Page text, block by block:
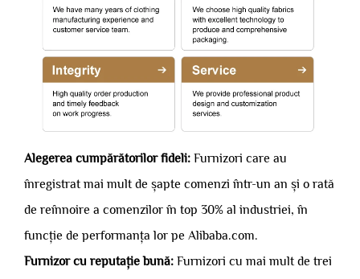
Alegerea cumpărătorilor fideli: Furnizori care au
înregistrat mai mult de șapte comenzi într-un an și o rată
de reînnoire a comenzilor în top 30% al industriei, în
funcție de performanța lor pe Alibaba.com.
Furnizor cu reputație bună: Furnizori cu mai mult de trei